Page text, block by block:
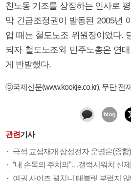
친노동 기조를 상징하는 인사로
막 긴급조정권이 발동된 2005년
업 때는 철도노조 위원장이었다.
되자 철도노조와 민주노총은 연
게 반발했다.
ⓒ국제신문(www.kookje.co.kr), 무단 전
관련기사
극적 교섭재개 삼성전자 운명은(종합)
“내 손목의 주치의”…갤럭시워치 신
여권 사이즈 펼치니 태블릿 부럽지